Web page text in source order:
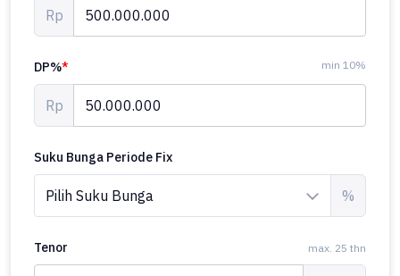
Rp
DP%* min 10%
Rp
Suku Bunga Periode Fix
%
Tenor max. 25 thn